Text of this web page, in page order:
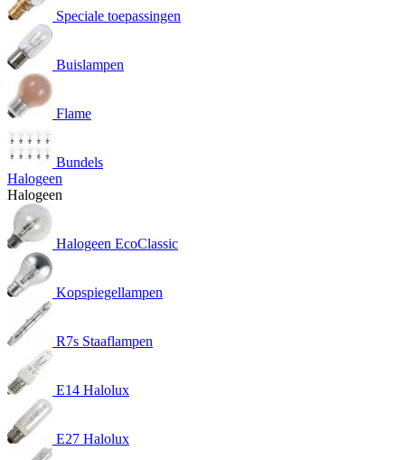
Speciale toepassingen
Buislampen
Flame
Bundels
Halogeen
Halogeen
Halogeen EcoClassic
Kopspiegellampen
R7s Staaflampen
E14 Halolux
E27 Halolux